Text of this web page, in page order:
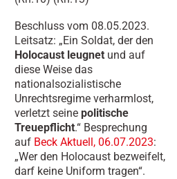
Beschluss vom 08.05.2023.
Leitsatz: „Ein Soldat, der den
Holocaust leugnet und auf
diese Weise das
nationalsozialistische
Unrechtsregime verharmlost,
verletzt seine politische
Treuepflicht.“ Besprechung
auf Beck Aktuell, 06.07.2023:
„Wer den Holocaust bezweifelt,
darf keine Uniform tragen“.